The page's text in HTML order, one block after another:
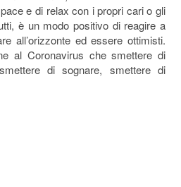
e di relax con i propri cari o gli
è un modo positivo di reagire a
all’orizzonte ed essere ottimisti.
al Coronavirus che smettere di
di sognare, smettere di